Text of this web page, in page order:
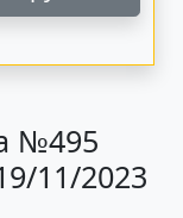
№495
11/2023